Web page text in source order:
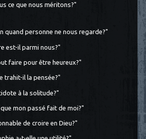
ce que nous méritons?"
quand personne ne nous regarde?"
est-il parmi nous?"
faire pour être heureux?"
trahit-il la pensée?"
à la solitude?"
mon passé fait de moi?"
de croire en Dieu?"